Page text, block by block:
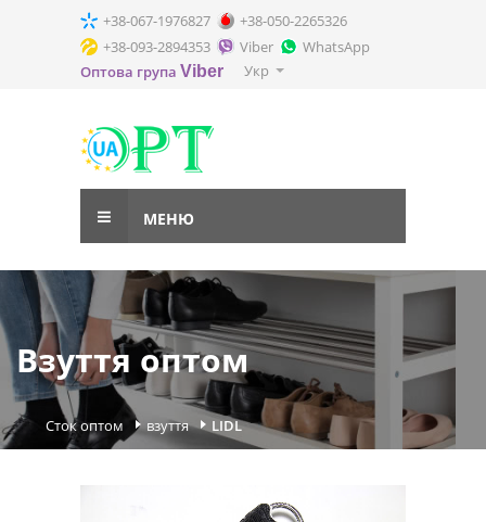
+38-067-1976827
+38-050-2265326
+38-093-2894353
Viber
WhatsApp
Оптова група Viber Укр
МЕНЮ
Взуття оптом
Сток оптом взуття LIDL